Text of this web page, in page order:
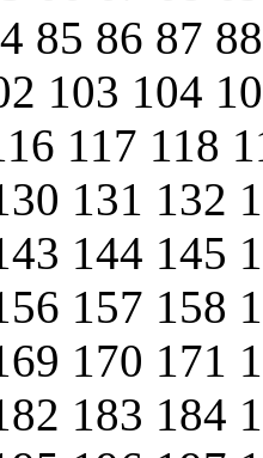
85 86 87
103 104
117 118
131 132
144 145
157 158
170 171
183 184